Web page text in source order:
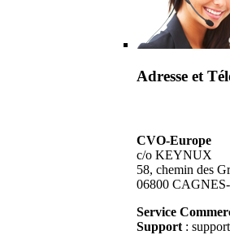
Adresse et
CVO-Europe
c/o KEYNUX
58, chemin des
06800
Service
Support :